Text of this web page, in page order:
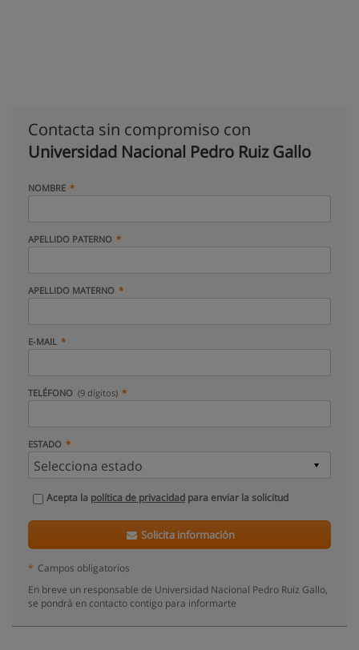
Contacta sin compromiso con
Universidad Nacional Pedro Ruiz Gallo
NOMBRE
APELLIDO PATERNO
APELLIDO MATERNO
E-MAIL
TELÉFONO (9 dígitos)
ESTADO
Acepta la política de privacidad para enviar la solicitud
Solicita información
* Campos obligatorios
En breve un responsable de Universidad Nacional Pedro Ruiz Gallo,
se pondrá en contacto contigo para informarte